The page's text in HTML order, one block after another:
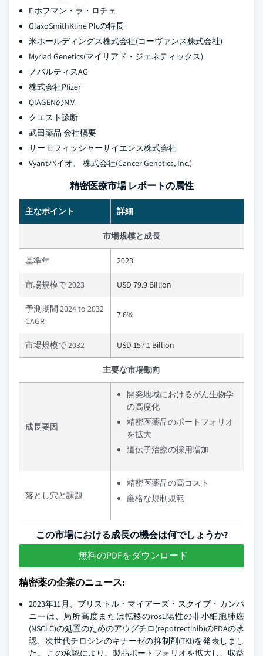
F.ホフマン・ラ・ロチェ
GlaxoSmithKline Plcの特長
米ホールディングス株式会社(コーヴァンス株式会社)
Myriad Genetics(マイリアド・ジェネティックス)
ノバルティスAG
株式会社Pfizer
QIAGENのN.V.
クエスト診断
武田薬品 会社概要
サーモフィッシャーサイエンス株式会社
Vyantバイオ、 株式会社(Cancer Genetics, Inc.)
精密医療市場 レポートの属性
主なポイント 詳細
市場規模と成長
基準年 2023
市場規模で 2023 USD 79.9 Billion
予測期間 2024 to 2032
CAGR
7.6%
市場規模で 2032 USD 157.1 Billion
主要な市場動向
成長要因
開発地域におけるがん生物学
の高度化
精密医薬品のポートフォリオ
を拡大
遺伝子治療の採用増加
落とし穴と課題
精密医薬品の高コスト
厳格な規制規範
この市場における成長の機会は何でしょうか?
無料のPDFをダウンロード
精密薬の企業のニュース:
2023年11月、ブリストル・マイアーズ・スクイブ・カンパ
ニーは、局所高度または転移のros1陽性の非小細胞肺癌
(NSCLC)の処置のためのアウグチロ(repotrectinib)のFDAの承
認、次世代チロシンのキナーゼの抑制剤(TKI)を発表しまし
た。 この承認により、製品ポートフォリオを拡大し、収益